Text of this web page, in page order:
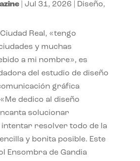
| Jul 31, 2026 Diseño,
Real, «tengo
y muchas
a mi nombre», es
del estudio de diseño
gráfica
dedico al diseño
solucionar
intentar resolver todo de la
y bonita posible. Este
Ensombra de Gandia